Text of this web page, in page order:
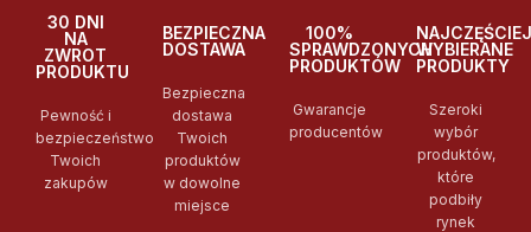
30 DNI
NA
ZWROT
PRODUKTU
Pewność i
bezpieczeństwo
Twoich
zakupów
BEZPIECZNA
DOSTAWA
Bezpieczna
dostawa
Twoich
produktów
w dowolne
miejsce
100%
SPRAWDZONYCH
PRODUKTÓW
Gwarancje
producentów
NAJCZĘŚCIEJ
WYBIERANE
PRODUKTY
Szeroki
wybór
produktów,
które
podbiły
rynek